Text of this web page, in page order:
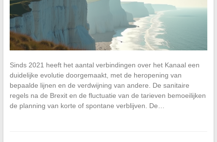
Sinds 2021 heeft het aantal verbindingen over het Kanaal een
duidelijke evolutie doorgemaakt, met de heropening van
bepaalde lijnen en de verdwijning van andere. De sanitaire
regels na de Brexit en de fluctuatie van de tarieven bemoeilijken
de planning van korte of spontane verblijven. De…